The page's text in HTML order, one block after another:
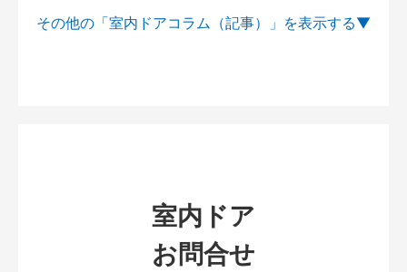
その他の「室内ドアコラム（記事）」を
室内ドア
お問合せ